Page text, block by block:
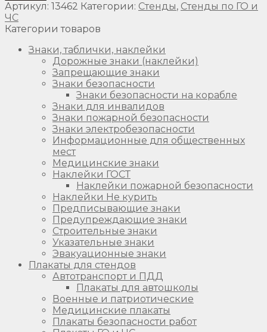
Артикул: 13462 Категории: Стенды, Стенды по ГО и
ЧС
Категории товаров
Знаки, таблички, наклейки
Дорожные знаки (наклейки)
Запрещающие знаки
Знаки безопасности
Знаки безопасности на корабле
Знаки для инвалидов
Знаки пожарной безопасности
Знаки электробезопасности
Информационные для общественных
мест
Медицинские знаки
Наклейки ГОСТ
Наклейки пожарной безопасности
Наклейки Не курить
Предписывающие знаки
Предупреждающие знаки
Строительные знаки
Указательные знаки
Эвакуационные знаки
Плакаты для стендов
Автотранспорт и ПДД
Плакаты для автошколы
Военные и патриотические
Медицинские плакаты
Плакаты безопасности работ